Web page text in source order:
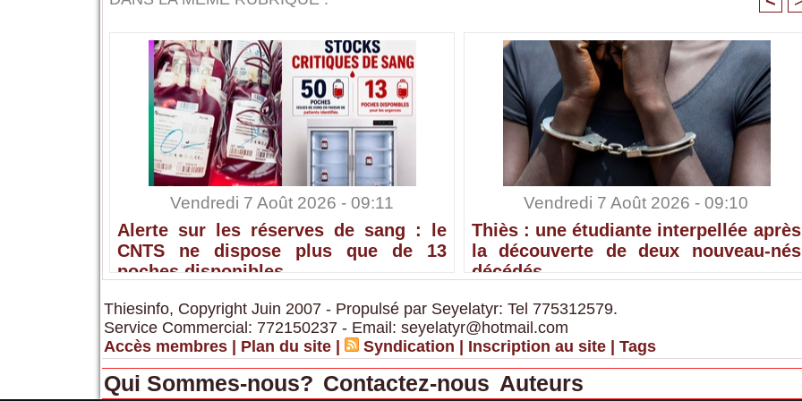
Vendredi 7 Août 2026 - 09:11
Alerte sur les réserves de sang : le
CNTS ne dispose plus que de 13
poches disponibles
Vendredi 7 Août 2026 - 09:10
Thiès : une étudiante interpellée après
la découverte de deux nouveau-nés
décédés
Thiesinfo, Copyright Juin 2007 - Propulsé par Seyelatyr: Tel 775312579.
Service Commercial: 772150237 - Email: seyelatyr@hotmail.com
Accès membres | Plan du site | Syndication | Inscription au site | Tags
Qui Sommes-nous? Contactez-nous Auteurs